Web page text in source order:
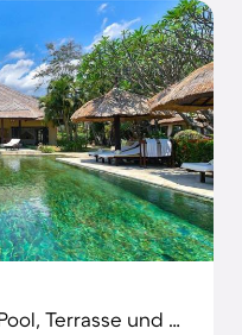
Schöne Villa mit privatem Pool, Terrasse und Garten